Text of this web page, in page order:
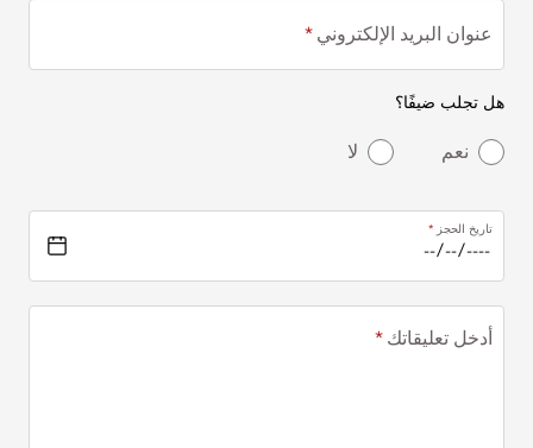
عنوان البريد الإلكتروني
هل تجلب ضيفًا؟
نعم لا
تاريخ الحجز
أدخل تعليقاتك